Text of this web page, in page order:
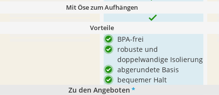
Mit Öse zum Aufhängen
Vorteile
BPA-frei
robuste und
doppelwandige Isolierung
abgerundete Basis
bequemer Halt
Zu den Angeboten *